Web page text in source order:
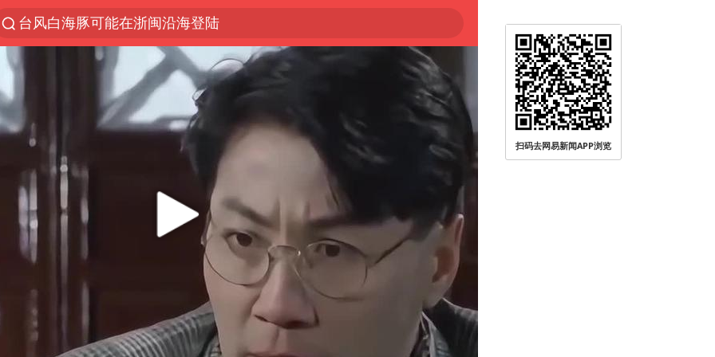
以“新”破局 首发经济点亮城市消费活力
台风白海豚影响中国已成定局
中方回应是否开采太平洋海底稀土资源
昆明石林火把节
外交部发言人就广岛核爆81周年等答记者问
我国编制完成新版全月地质图
胡塞武装袭扰红海航运行动升级
郑国霖回应去景区上班被保安拦下
80后女柜员逆袭成4200亿银行副行长
扎哈罗娃批广岛市长不提美国原子弹
扫码去网易新闻APP浏览